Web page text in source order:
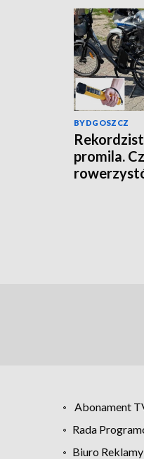
BYDGOSZCZ
promila.
Abonament
Rada
Biuro Reklamy